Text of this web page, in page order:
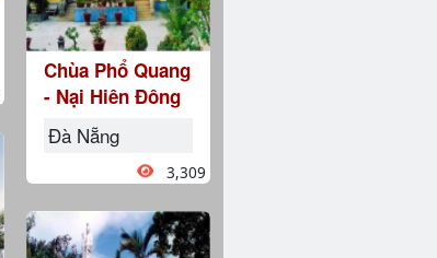
Chùa Phổ Quang
- Nại Hiên Đông
Đà Nẵng
3,309